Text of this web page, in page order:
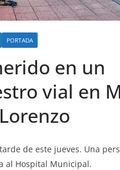
PORTADA
en un
vial en
de este jueves. Una
al Hospital Municipal.